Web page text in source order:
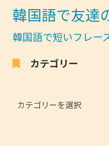
韓国語で友達
韓国語で短いフレー
カテゴリー